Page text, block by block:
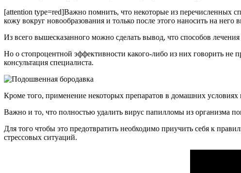
[attention type=red]Важно помнить, что некоторые из перечисленных
кожу вокруг новообразования и только после этого наносить на него
Из всего вышесказанного можно сделать вывод, что способов
Но о стопроцентной эффективности какого-либо из них говорить не
консультация специалиста.
Кроме того, применение некоторых препаратов в домашних условиях
Важно и то, что полностью удалить вирус папилломы из организма
Для того чтобы это предотвратить необходимо приучить себя к
стрессовых ситуаций.